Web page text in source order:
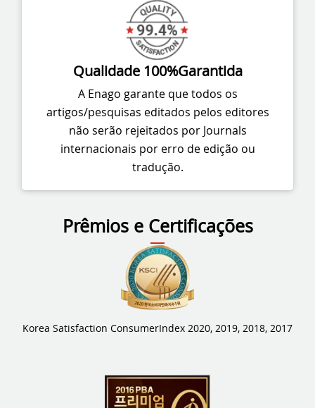
Qualidade 100%Garantida
A Enago garante que todos os
artigos/pesquisas editados pelos editores
não serão rejeitados por Journals
internacionais por erro de edição ou
tradução.
Prêmios e Certificações
Korea Satisfaction ConsumerIndex 2020, 2019, 2018, 2017